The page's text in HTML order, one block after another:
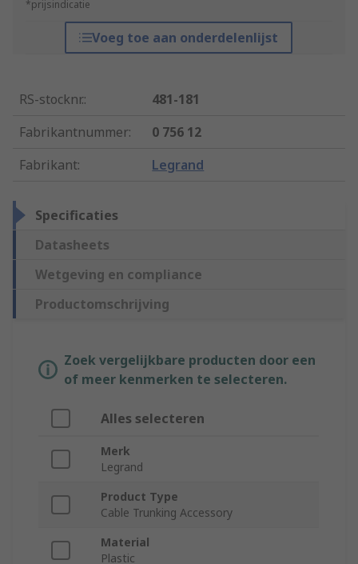
*prijsindicatie
Voeg toe aan onderdelenlijst
RS-stocknr.:
481-181
Fabrikantnummer:
0 756 12
Fabrikant: Legrand
Specificaties
Datasheets
Wetgeving en compliance
Productomschrijving
Zoek vergelijkbare producten door een
of meer kenmerken te selecteren.
Alles selecteren
Merk
Legrand
Product Type
Cable Trunking Accessory
Material
Plastic